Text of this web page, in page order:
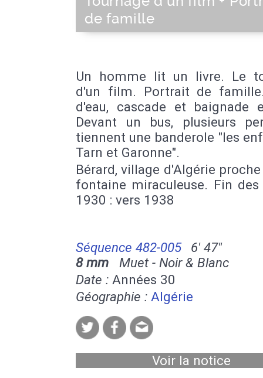
de famille
Un homme lit un livre. Le
d'un film. Portrait de
d'eau, cascade et baignade
Devant un bus, plusieurs
tiennent une banderole "les
Tarn et Garonne".
Bérard, village d'Algérie proche
fontaine miraculeuse. Fin des
1930 : vers 1938
Séquence 482-005
6' 47''
8 mm Muet - Noir & Blanc
Date : Années 30
Géographie : Algérie
Voir la notice